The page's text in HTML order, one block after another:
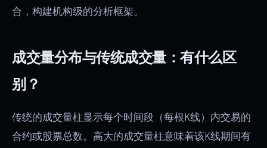
合，构建机构级的分析框架。
成交量分布与传统成交量：有什么区
别？
传统的成交量柱显示每个时间段（每根K线）内交易的
合约或股票总数。高大的成交量柱意味着该K线期间有